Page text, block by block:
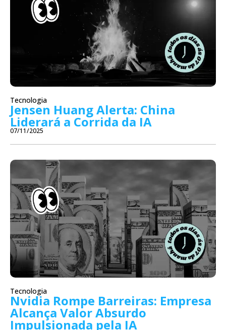
Tecnologia
Jensen Huang Alerta: China
Liderará a Corrida da IA
07/11/2025
Tecnologia
Nvidia Rompe Barreiras: Empresa
Alcança Valor Absurdo
Impulsionada pela IA